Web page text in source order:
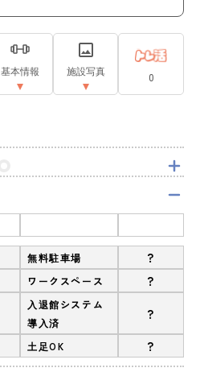
基本情報 施設写真 0
無料駐車場 ?
ワークスペース ?
入退館システム
導入済
?
土足OK ?